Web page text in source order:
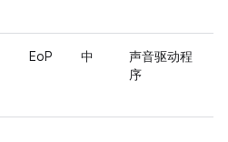
EoP 中
声音驱动程
序